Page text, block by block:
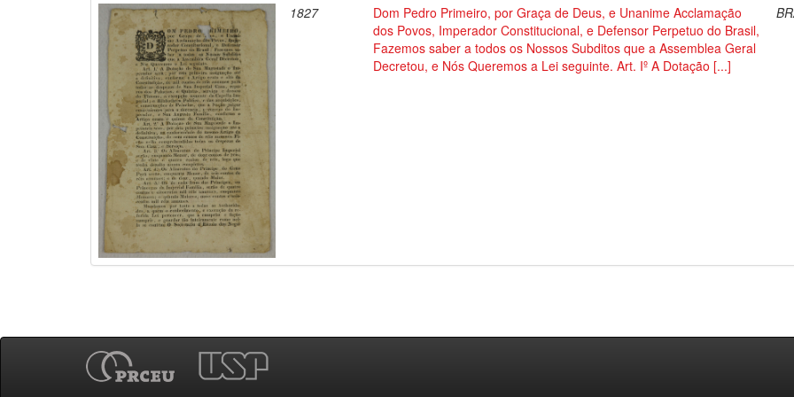
1827
Dom Pedro Primeiro, por Graça de Deus, e Unanime Acclamação
dos Povos, Imperador Constitucional, e Defensor Perpetuo do Brasil,
Fazemos saber a todos os Nossos Subditos que a Assemblea Geral
Decretou, e Nós Queremos a Lei seguinte. Art. Iº A Dotação [...]